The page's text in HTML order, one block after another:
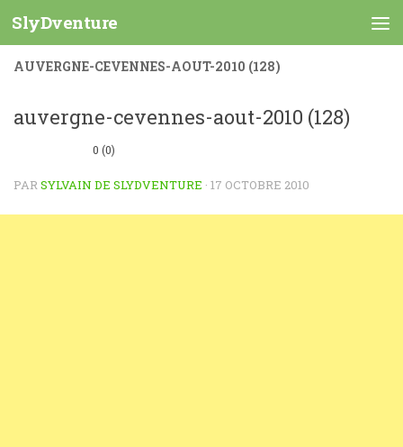
Skip to content
SlyDventure
AUVERGNE-CEVENNES-AOUT-2010 (128)
auvergne-cevennes-aout-2010 (128)
0 (0)
PARSYLVAIN DE SLYDVENTURE · 17 OCTOBRE 2010